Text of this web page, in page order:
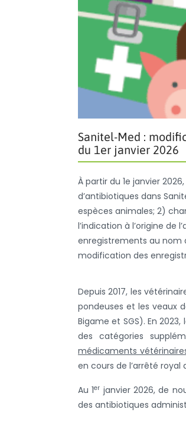
Sanitel-Med :
du 1er janvier 2026
À partir du 1e janvier
d’antibiotiques dans
espèces animales; 2)
l’indication à l’origine de
enregistrements au nom
modification des
Depuis 2017, les
pondeuses et les veaux
Bigame et SGS). En
des catégories
médicaments
en cours de l’arrêté royal
Au 1er janvier 2026, de
des antibiotiques